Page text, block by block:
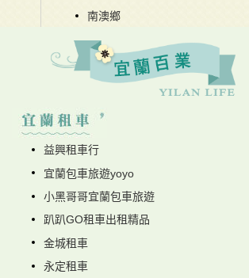
南澳鄉
益興租車行
宜蘭包車旅遊yoyo
小黑哥哥宜蘭包車旅遊
趴趴GO租車出租精品
金城租車
永定租車